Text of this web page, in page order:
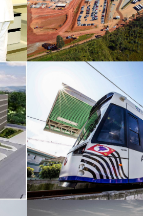
SIM - Sistema Integrado
Metropolitano da